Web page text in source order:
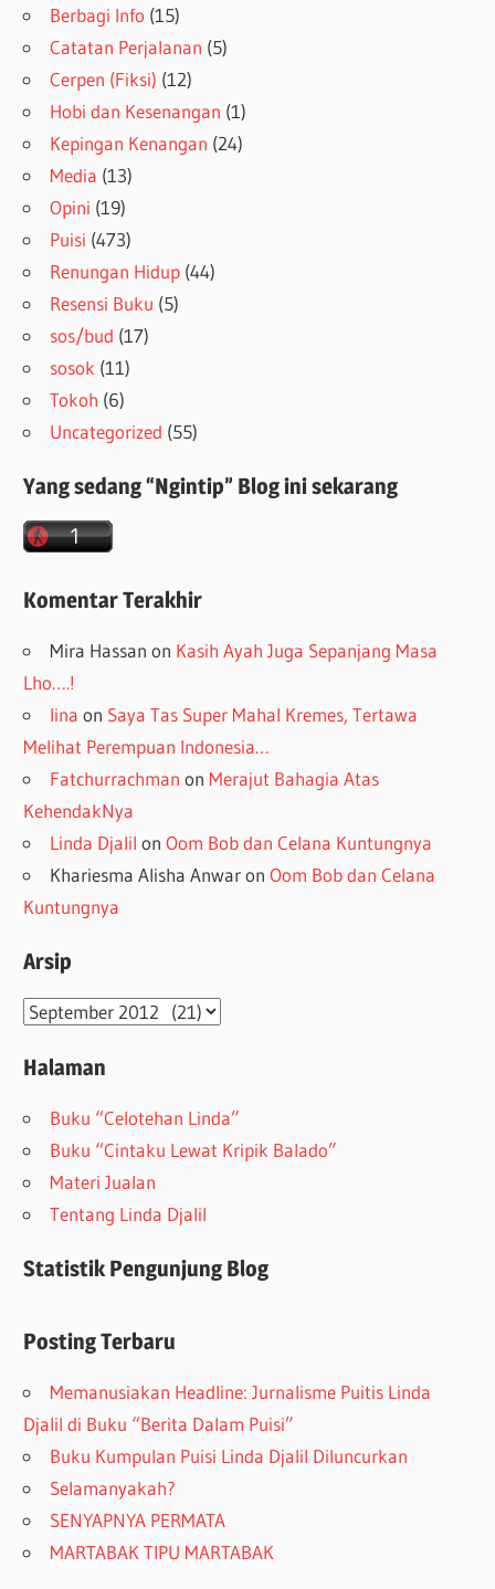
Berbagi Info (15)
Catatan Perjalanan (5)
Cerpen (Fiksi) (12)
Hobi dan Kesenangan (1)
Kepingan Kenangan (24)
Media (13)
Opini (19)
Puisi (473)
Renungan Hidup (44)
Resensi Buku (5)
sos/bud (17)
sosok (11)
Tokoh (6)
Uncategorized (55)
Yang sedang “Ngintip” Blog ini sekarang
Komentar Terakhir
Mira Hassan on Kasih Ayah Juga Sepanjang Masa
Lho….!
lina on Saya Tas Super Mahal Kremes, Tertawa
Melihat Perempuan Indonesia…
Fatchurrachman on Merajut Bahagia Atas
KehendakNya
Linda Djalil onOom Bob dan Celana Kuntungnya
Khariesma Alisha AnwaronOom Bob dan Celana
Kuntungnya
Arsip
Arsip
Halaman
Buku “Celotehan Linda”
Buku “Cintaku Lewat Kripik Balado”
Materi Jualan
Tentang Linda Djalil
Statistik Pengunjung Blog
Posting Terbaru
Memanusiakan Headline: Jurnalisme Puitis Linda
Djalil di Buku “Berita Dalam Puisi”
Buku Kumpulan Puisi Linda Djalil Diluncurkan
Selamanyakah?
SENYAPNYA PERMATA
MARTABAK TIPU MARTABAK